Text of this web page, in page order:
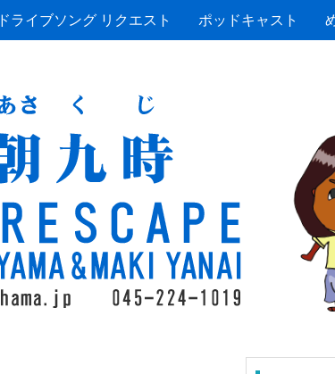
ドライブソング リクエスト ポッドキャスト